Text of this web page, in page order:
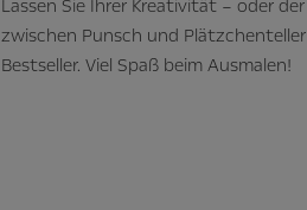
Lassen Sie Ihrer Kreativität – oder
zwischen Punsch und
Bestseller. Viel Spaß beim Ausmalen!